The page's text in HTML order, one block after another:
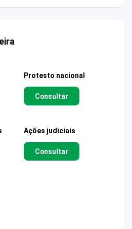
Protesto nacional
Consultar
Ações judiciais
Consultar